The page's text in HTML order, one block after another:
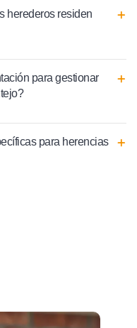
herederos residen
para gestionar
para herencias